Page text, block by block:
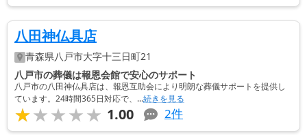
八田神仏具店
青森県八戸市大字十三日町21
八戸市の葬儀は報恩会館で安心のサポート
八戸市の八田神仏具店は、報恩互助会により明朗な葬儀サポートを提供し
ています。24時間365日対応で、...続きを見る
★★★★★
★★★★★ 1.00 2件